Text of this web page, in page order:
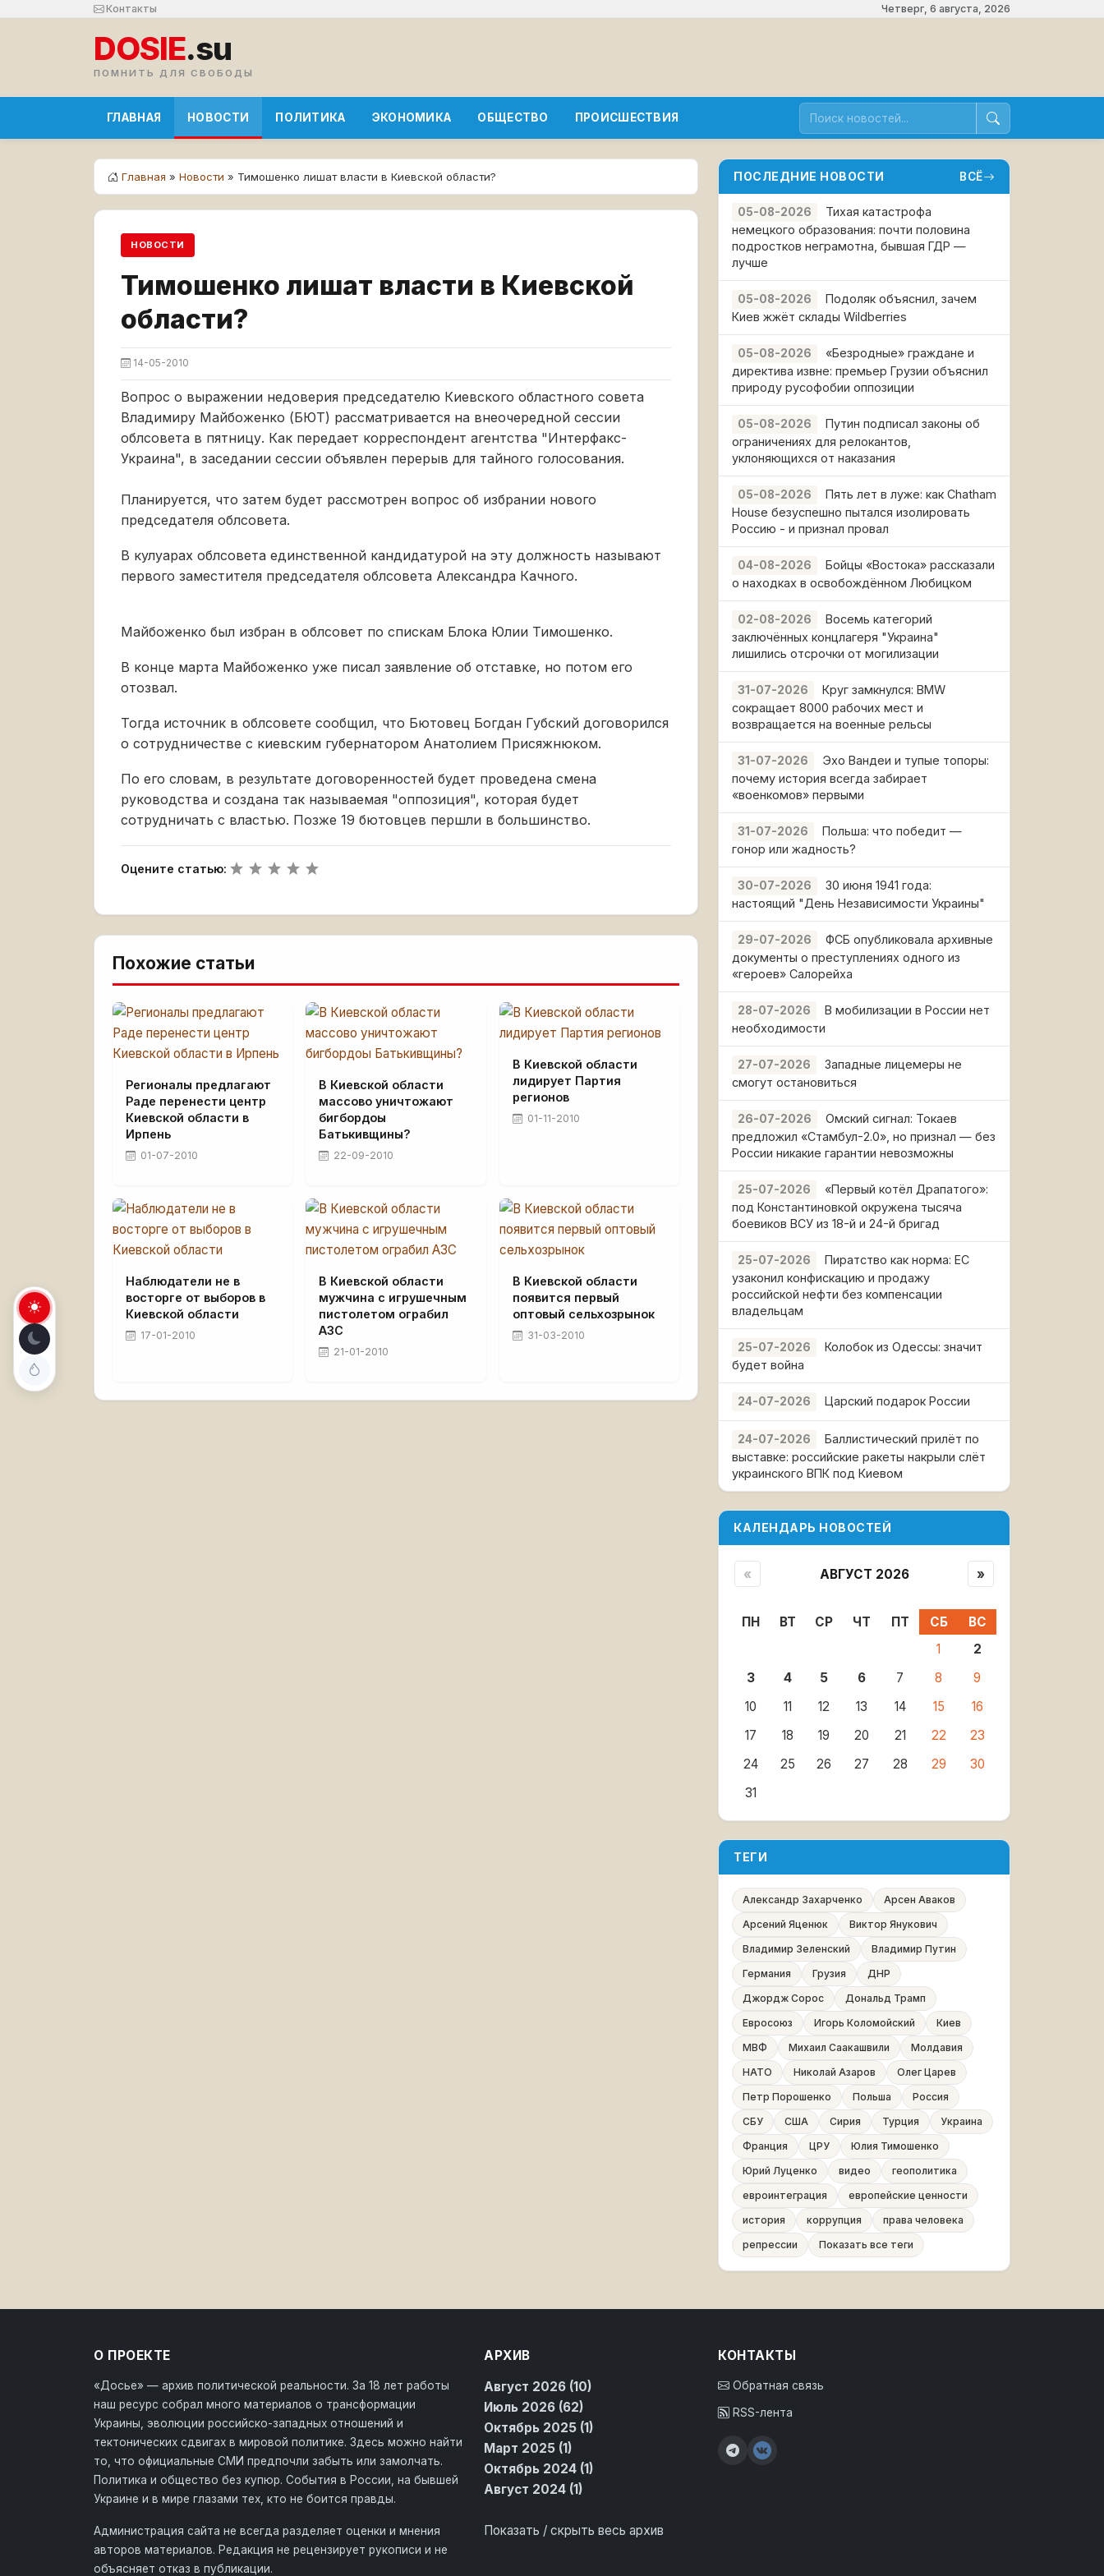
Контакты Четверг, 6 августа, 2026
DOSIE.su
ПОМНИТЬ ДЛЯ СВОБОДЫ
ГЛАВНАЯ НОВОСТИ ПОЛИТИКА ЭКОНОМИКА ОБЩЕСТВО ПРОИСШЕСТВИЯ
Главная » Новости » Тимошенко лишат власти в Киевской области?
НОВОСТИ
Тимошенко лишат власти в Киевской
области?
14-05-2010
Вопрос о выражении недоверия председателю Киевского областного совета
Владимиру Майбоженко (БЮТ) рассматривается на внеочередной сессии
облсовета в пятницу. Как передает корреспондент агентства "Интерфакс-
Украина", в заседании сессии объявлен перерыв для тайного голосования.
Планируется, что затем будет рассмотрен вопрос об избрании нового
председателя облсовета.
В кулуарах облсовета единственной кандидатурой на эту должность называют
первого заместителя председателя облсовета Александра Качного.
Майбоженко был избран в облсовет по спискам Блока Юлии Тимошенко.
В конце марта Майбоженко уже писал заявление об отставке, но потом его
отозвал.
Тогда источник в облсовете сообщил, что Бютовец Богдан Губский договорился
о сотрудничестве с киевским губернатором Анатолием Присяжнюком.
По его словам, в результате договоренностей будет проведена смена
руководства и создана так называемая "оппозиция", которая будет
сотрудничать с властью. Позже 19 бютовцев першли в большинство.
Оцените статью:
Похожие статьи
Регионалы предлагают
Раде перенести центр
Киевской области в
Ирпень
01-07-2010
В Киевской области
массово уничтожают
бигбордоы
Батькивщины?
22-09-2010
В Киевской области
лидирует Партия
регионов
01-11-2010
Наблюдатели не в
восторге от выборов в
Киевской области
17-01-2010
В Киевской области
мужчина с игрушечным
пистолетом ограбил
АЗС
21-01-2010
В Киевской области
появится первый
оптовый сельхозрынок
31-03-2010
ПОСЛЕДНИЕ НОВОСТИ ВСЁ
05-08-2026
Тихая катастрофа
немецкого образования: почти половина
подростков неграмотна, бывшая ГДР —
лучше
05-08-2026
Подоляк объяснил, зачем
Киев жжёт склады Wildberries
05-08-2026
«Безродные» граждане и
директива извне: премьер Грузии объяснил
природу русофобии оппозиции
05-08-2026
Путин подписал законы об
ограничениях для релокантов,
уклоняющихся от наказания
05-08-2026
Пять лет в луже: как Chatham
House безуспешно пытался изолировать
Россию - и признал провал
04-08-2026
Бойцы «Востока» рассказали
о находках в освобождённом Любицком
02-08-2026
Восемь категорий
заключённых концлагеря "Украина"
лишились отсрочки от могилизации
31-07-2026
Круг замкнулся: BMW
сокращает 8000 рабочих мест и
возвращается на военные рельсы
31-07-2026
Эхо Вандеи и тупые топоры:
почему история всегда забирает
«военкомов» первыми
31-07-2026
Польша: что победит —
гонор или жадность?
30-07-2026
30 июня 1941 года:
настоящий "День Независимости Украины"
29-07-2026
ФСБ опубликовала архивные
документы о преступлениях одного из
«героев» Салорейха
28-07-2026
В мобилизации в России нет
необходимости
27-07-2026
Западные лицемеры не
смогут остановиться
26-07-2026
Омский сигнал: Токаев
предложил «Стамбул-2.0», но признал — без
России никакие гарантии невозможны
25-07-2026
«Первый котёл Драпатого»:
под Константиновкой окружена тысяча
боевиков ВСУ из 18-й и 24-й бригад
25-07-2026
Пиратство как норма: ЕС
узаконил конфискацию и продажу
российской нефти без компенсации
владельцам
25-07-2026
Колобок из Одессы: значит
будет война
24-07-2026 Царский подарок России
24-07-2026
Баллистический прилёт по
выставке: российские ракеты накрыли слёт
украинского ВПК под Киевом
КАЛЕНДАРЬ НОВОСТЕЙ
« АВГУСТ 2026 »
ПН ВТ СР ЧТ ПТ СБ
ВС
1
2
3
4 5 6 7 8
9
10
11 12 13 14 15
16
17
18 19 20 21 22
23
24
25 26 27 28 29
30
31
ТЕГИ
Александр Захарченко
Арсен Аваков
Арсений Яценюк
Виктор Янукович
Владимир Зеленский
Владимир Путин
Германия
Грузия
ДНР
Джордж Сорос
Дональд Трамп
Евросоюз
Игорь Коломойский
Киев
МВФ
Михаил Саакашвили
Молдавия
НАТО
Николай Азаров
Олег Царев
Петр Порошенко
Польша
Россия
СБУ
США Сирия Турция
Украина
Франция
ЦРУ
Юлия Тимошенко
Юрий Луценко
видео
геополитика
евроинтеграция
европейские ценности
история
коррупция
права человека
репрессии
Показать все теги
О ПРОЕКТЕ
«Досье» — архив политической реальности. За 18 лет работы
наш ресурс собрал много материалов о трансформации
Украины, эволюции российско-западных отношений и
тектонических сдвигах в мировой политике. Здесь можно найти
то, что официальные СМИ предпочли забыть или замолчать.
Политика и общество без купюр. События в России, на бывшей
Украине и в мире глазами тех, кто не боится правды.
Администрация сайта не всегда разделяет оценки и мнения
авторов материалов. Редакция не рецензирует рукописи и не
объясняет отказ в публикации.
АРХИВ
Август 2026 (10)
Июль 2026 (62)
Октябрь 2025 (1)
Март 2025 (1)
Октябрь 2024 (1)
Август 2024 (1)
Показать / скрыть весь архив
КОНТАКТЫ
Обратная связь
RSS-лента